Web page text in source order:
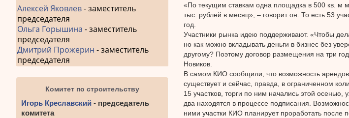
«По текущим ставкам одна площадка в 500 кв. м
тыс. рублей в месяц», – говорит он. То есть 53
год.
Участники рынка идею поддерживают. «Чтобы
но как можно вкладывать деньги в бизнес без
другому? Поэтому договор размещения на три
Новиков.
В самом КИО сообщили, что возможность
существует и сейчас, правда, в ограниченном
15 участков, торги по ним начались этой
два находятся в процессе подписания.
ними участки КИО планирует проработать после
Алексей Яковлев- заместитель
председателя
Ольга Горышина - заместитель
председателя
Дмитрий Прожерин - заместитель
председателя
Комитет по строительству
Игорь Креславский - председатель
комитета